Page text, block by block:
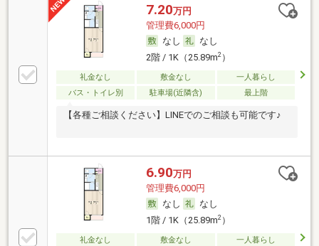
7.20万円
管理費6,000円
なし
なし
2階 / 1K（25.89m2）
礼金なし 敷金なし
一人暮らし
バス・トイレ別
駐車場(近隣含) 最上階
【各種ご相談ください】LINEでのご相談も可能です♪
6.90万円
管理費6,000円
なし
なし
1階 / 1K（25.89m2）
礼金なし 敷金なし
一人暮らし